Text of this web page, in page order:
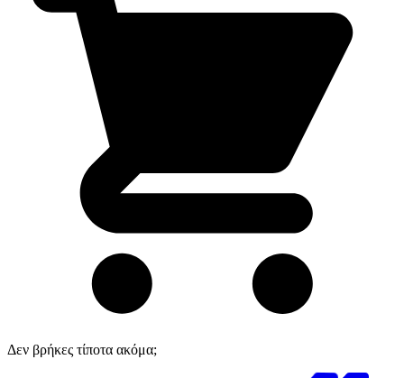
Δεν βρήκες τίποτα ακόμα;